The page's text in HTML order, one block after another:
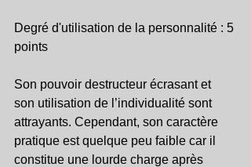
Degré d'utilisation de la personnalité : 5
points
Son pouvoir destructeur écrasant et
son utilisation de l’individualité sont
attrayants. Cependant, son caractère
pratique est quelque peu faible car il
constitue une lourde charge après